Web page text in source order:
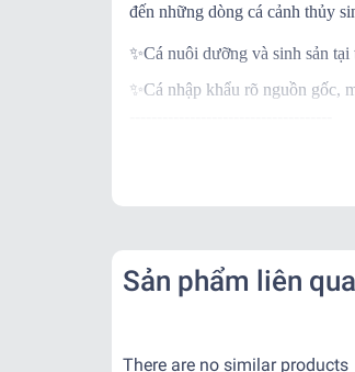
đến những dòng cá cảnh thủy
✨Cá nuôi dưỡng và sinh sản tại
✨Cá nhập khẩu rõ nguồn gốc,
Ngoài ra khi mua hàng, trại
Khi nhận hàng vui lòng quay
Kể từ khi đơn hàng đã bàn giao
- Nội thành: + Hỏa Tốc: 1-2
Sản phẩm liên
There are no similar products